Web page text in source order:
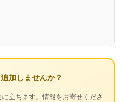
加しませんか？
立ちます。情報をお寄せくださ